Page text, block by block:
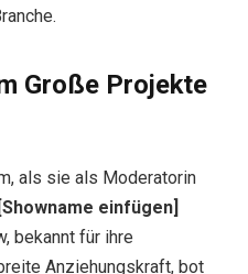
Große Projekte
als sie als Moderatorin
[Showname einfügen]
bekannt für ihre
Anziehungskraft, bot